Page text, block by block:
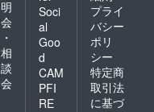
明
会
・
相
談
会
Soci
al
Goo
d
CAM
PFI
RE
プライ
バシー
ポリ
シー
特定商
取引法
に基づ